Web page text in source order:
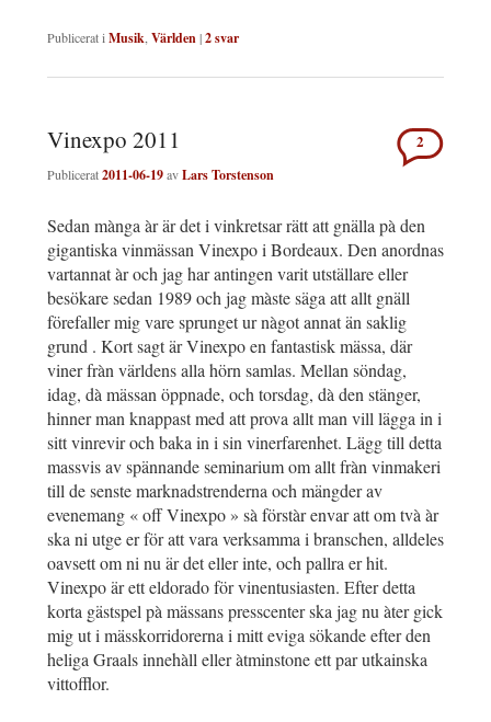
Publicerat iMusik,Världen|2svar
Vinexpo 2011
Publicerat2011-06-19avLars Torstenson
2
Sedan mànga àr är det i vinkretsar rätt att gnälla pà den
gigantiska vinmässan Vinexpo i Bordeaux. Den anordnas
vartannat àr och jag har antingen varit utställare eller
besökare sedan 1989 och jag màste säga att allt gnäll
förefaller mig vare sprunget ur nàgot annat än saklig
grund . Kort sagt är Vinexpo en fantastisk mässa, där
viner fràn världens alla hörn samlas. Mellan söndag,
idag, dà mässan öppnade, och torsdag, dà den stänger,
hinner man knappast med att prova allt man vill lägga in i
sitt vinrevir och baka in i sin vinerfarenhet. Lägg till detta
massvis av spännande seminarium om allt fràn vinmakeri
till de senste marknadstrenderna och mängder av
evenemang « off Vinexpo » sà förstàr envar att om tvà àr
ska ni utge er för att vara verksamma i branschen, alldeles
oavsett om ni nu är det eller inte, och pallra er hit.
Vinexpo är ett eldorado för vinentusiasten. Efter detta
korta gästspel pà mässans presscenter ska jag nu àter gick
mig ut i mässkorridorerna i mitt eviga sökande efter den
heliga Graals innehàll eller àtminstone ett par utkainska
vittofflor.